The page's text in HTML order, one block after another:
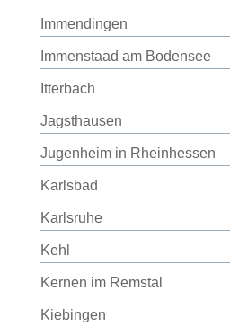
Immendingen
Immenstaad am Bodensee
Itterbach
Jagsthausen
Jugenheim in Rheinhessen
Karlsbad
Karlsruhe
Kehl
Kernen im Remstal
Kiebingen